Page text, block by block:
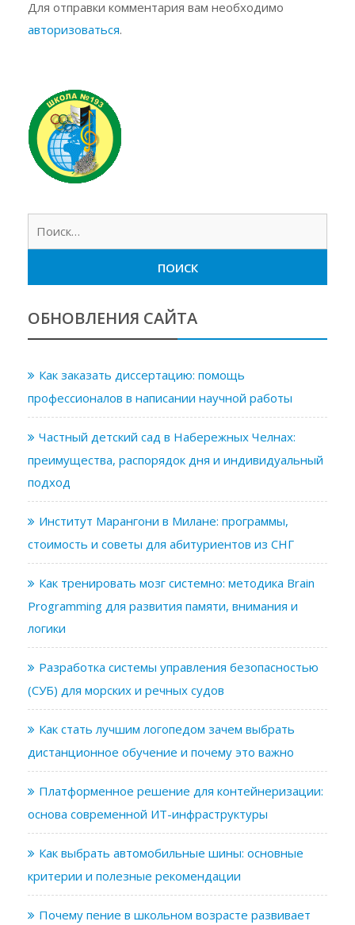
Для отправки комментария вам необходимо
авторизоваться.
ОБНОВЛЕНИЯ САЙТА
Как заказать диссертацию: помощь
профессионалов в написании научной работы
Частный детский сад в Набережных Челнах:
преимущества, распорядок дня и индивидуальный
подход
Институт Марангони в Милане: программы,
стоимость и советы для абитуриентов из СНГ
Как тренировать мозг системно: методика Brain
Programming для развития памяти, внимания и
логики
Разработка системы управления безопасностью
(СУБ) для морских и речных судов
Как стать лучшим логопедом зачем выбрать
дистанционное обучение и почему это важно
Платформенное решение для контейнеризации:
основа современной ИТ-инфраструктуры
Как выбрать автомобильные шины: основные
критерии и полезные рекомендации
Почему пение в школьном возрасте развивает